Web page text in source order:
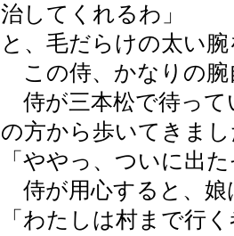
治してくれるわ」
と、毛だらけの太い
この侍、かなりの腕
侍が三本松で待って
の方から歩いてきま
「ややっ、ついに出
侍が用心すると、娘
「わたしは村まで行